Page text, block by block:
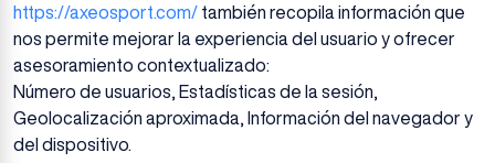
https://axeosport.com/ también recopila información que
nos permite mejorar la experiencia del usuario y ofrecer
asesoramiento contextualizado:
Número de usuarios, Estadísticas de la sesión,
Geolocalización aproximada, Información del navegador y
del dispositivo.